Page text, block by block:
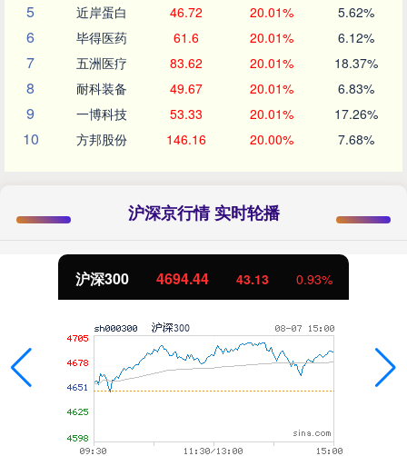
5 近岸蛋白 46.72 20.01% 5.62%
6 毕得医药 61.6 20.01% 6.12%
7 五洲医疗 83.62 20.01% 18.37%
8 耐科装备 49.67 20.01% 6.83%
9 一博科技 53.33 20.01% 17.26%
10 方邦股份 146.16 20.00% 7.68%
沪深京行情 实时轮播
沪深300 4694.44 43.13 0.93%